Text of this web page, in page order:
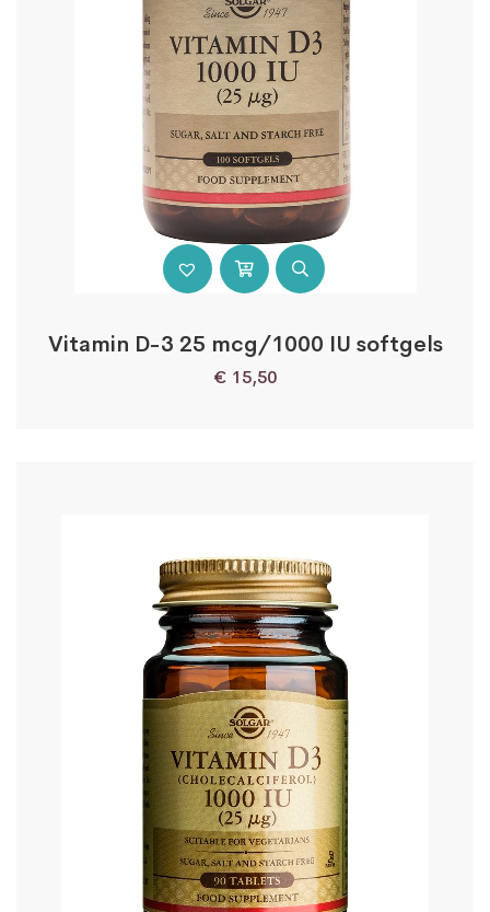
Vitamin D-3 25 mcg/1000 IU softgels
€ 15,50